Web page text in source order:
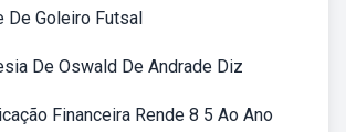
De Goleiro Futsal
De Oswald De Andrade Diz
Financeira Rende 8 5 Ao Ano